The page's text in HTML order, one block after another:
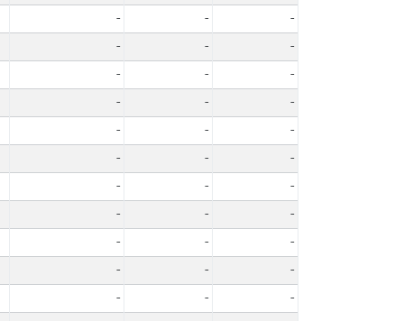
- -
-
- -
-
- -
-
- -
-
- -
-
- -
-
- -
-
- -
-
- -
-
- -
-
- -
-